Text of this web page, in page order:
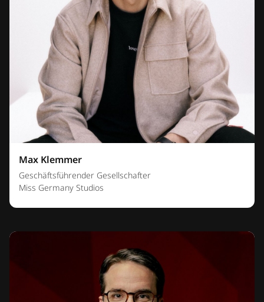
Max Klemmer
Geschäftsführender Gesellschafter
Miss Germany Studios